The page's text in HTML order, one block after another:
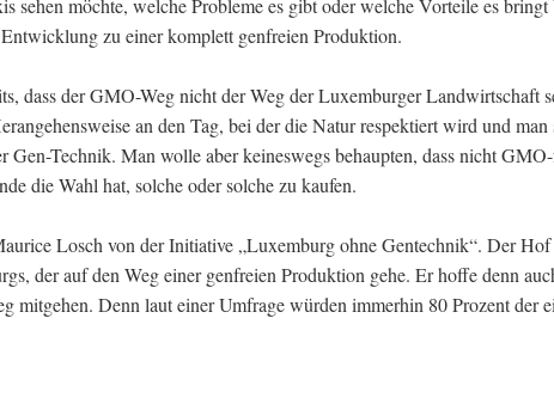
sehen möchte, welche Probleme es gibt oder welche Vorteile es
zu einer komplett genfreien Produktion.
dass der GMO-Weg nicht der Weg der Luxemburger Landwirtschaft
an den Tag, bei der die Natur respektiert wird und
Gen-Technik. Man wolle aber keineswegs behaupten, dass nicht
die Wahl hat, solche oder solche zu kaufen.
Losch von der Initiative „Luxemburg ohne Gentechnik“. Der
der auf den Weg einer genfreien Produktion gehe. Er hoffe denn
mitgehen. Denn laut einer Umfrage würden immerhin 80 Prozent der